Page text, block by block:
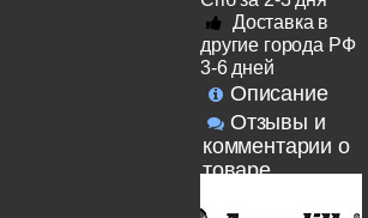
Доставка в
другие города РФ
3-6 дней
Описание
Отзывы и
комментарии о
товаре